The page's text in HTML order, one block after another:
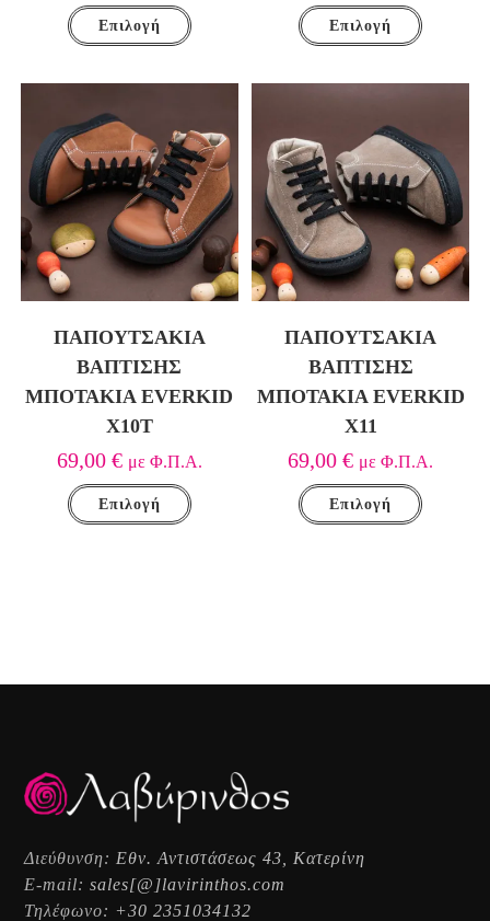
Επιλογή Επιλογή
ΠΑΠΟΥΤΣΆΚΙΑ
ΒΆΠΤΙΣΗΣ
ΜΠΟΤΆΚΙΑ EVERKID
Χ10T
69,00 € με Φ.Π.Α.
Επιλογή
ΠΑΠΟΥΤΣΆΚΙΑ
ΒΆΠΤΙΣΗΣ
ΜΠΟΤΆΚΙΑ EVERKID
Χ11
69,00€ με Φ.Π.Α.
Επιλογή
Διεύθυνση: Εθν. Αντιστάσεως 43, Κατερίνη
E-mail:sales[@]lavirinthos.com
Τηλέφωνο: +30 2351034132